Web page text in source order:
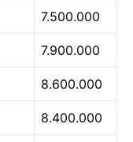
7.500.000
7.900.000
8.600.000
8.400.000